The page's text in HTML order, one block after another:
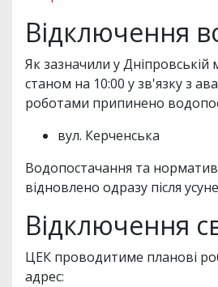
Відключення
Як зазначили у Дніпровській
станом на 10:00 у зв'язку з
роботами припинено
вул. Керченська
Водопостачання та
відновлено одразу після
Відключення
ЦЕК проводитиме планові
адрес: